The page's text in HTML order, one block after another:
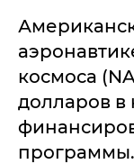
космоса
долларов в
программы.